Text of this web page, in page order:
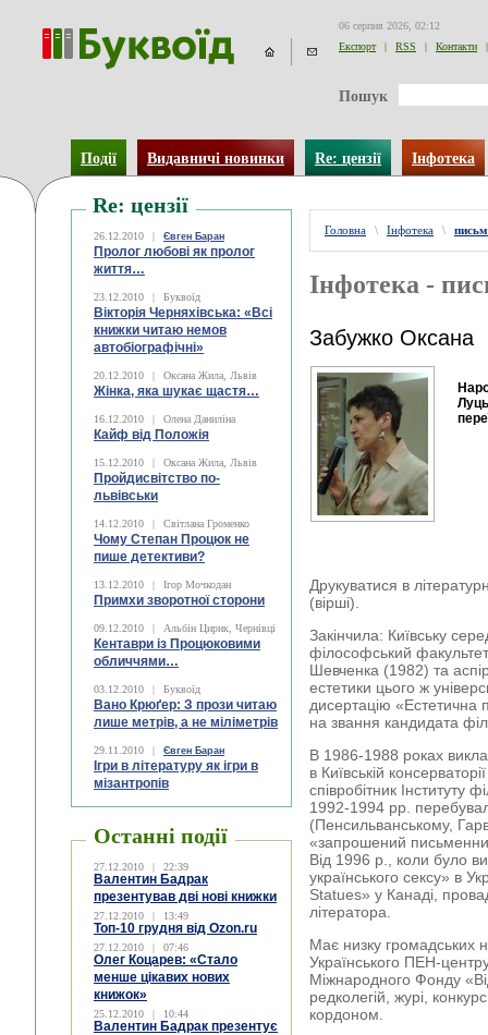
06 серпня 2026, 02:12
Експорт
| RSS | Контакти |
Пошук
Події Видавничі новинки Re: цензії Інфотека
Re: цензії
26.12.2010 | Євген Баран
Пролог любові як пролог
життя…
23.12.2010 | Буквоїд
Вікторія Черняхівська: «Всі
книжки читаю немов
автобіографічні»
20.12.2010 | Оксана Жила, Львів
Жінка, яка шукає щастя…
16.12.2010 | Олена Даниліна
Кайф від Положія
15.12.2010 | Оксана Жила, Львів
Пройдисвітство по-
львівськи
14.12.2010 | Світлана Громенко
Чому Степан Процюк не
пише детективи?
13.12.2010 | Ігор Мочкодан
Примхи зворотної сторони
09.12.2010 | Альбін Цирик, Чернівці
Кентаври із Процюковими
обличчями…
03.12.2010 | Буквоїд
Вано Крюґер: З прози читаю
лише метрів, а не міліметрів
29.11.2010 | Євген Баран
Ігри в літературу як ігри в
мізантропів
Останні події
27.12.2010 | 22:39
Валентин Бадрак
презентував дві нові книжки
27.12.2010 | 13:49
Топ-10 грудня від Ozon.ru
27.12.2010 | 07:46
Олег Коцарев: «Стало
менше цікавих нових
книжок»
25.12.2010 | 10:44
Валентин Бадрак презентує
Головна \ Інфотека \
Інфотека -
Забужко Оксана
Друкуватися в
(вірші).
Закінчила: Київську
філософський факультет
Шевченка (1982) та
естетики цього ж
дисертацію «Естетична
на звання кандидата
В 1986-1988 роках
в Київській
співробітник Інституту
1992-1994 рр.
(Пенсильванському,
«запрошений
Від 1996 р., коли було
українського сексу» в
Statues» у Канаді,
літератора.
Має низку громадських
Українського ПЕН-
Міжнародного Фонду
редколегій, журі,
кордоном.